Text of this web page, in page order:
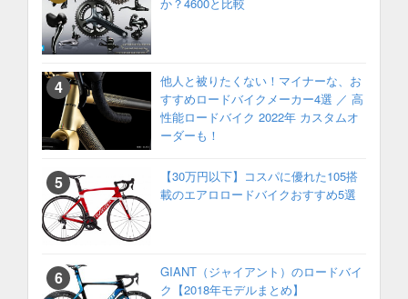
他人と被りたくない！マイナーな、お
すすめロードバイクメーカー4選 ／ 高
性能ロードバイク 2022年 カスタムオ
ーダーも！
【30万円以下】コスパに優れた105搭
載のエアロロードバイクおすすめ5選
GIANT（ジャイアント）のロードバイ
ク【2018年モデルまとめ】